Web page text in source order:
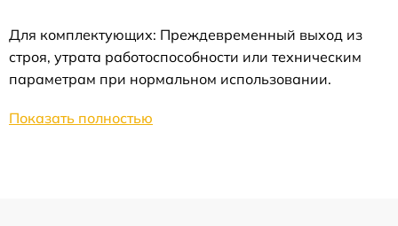
Для комплектующих: Преждевременный выход из
строя, утрата работоспособности или техническим
параметрам при нормальном использовании.
Показать полностью